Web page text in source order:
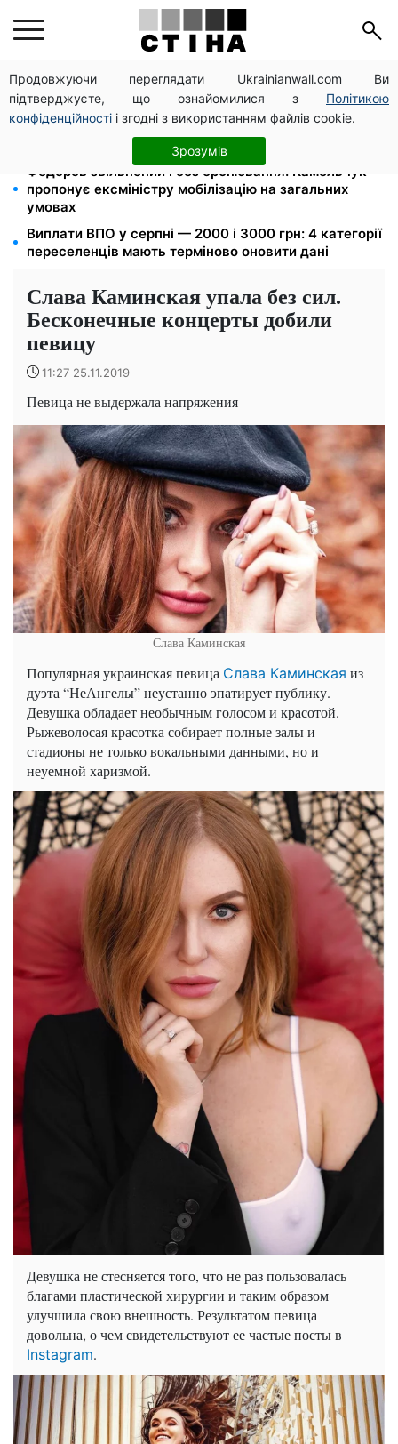
Продовжуючи переглядати Ukrainianwall.com Ви
підтверджуєте, що ознайомилися з Політикою
конфіденційності і згодні з використанням файлів cookie.
Зрозумів
Фейкові сайти сервісних центрів МВС: шахраї
виманюють гроші у водіїв перед виїздом за кордон
Пенсія по інвалідності III групи з вересня: від 2595
до 10 625 грн — хто скільки отримає
Федоров звільнений і без бронювання: Камельчук
пропонує ексміністру мобілізацію на загальних
умовах
Виплати ВПО у серпні — 2000 і 3000 грн: 4 категорії
переселенців мають терміново оновити дані
Слава Каминская упала без сил.
Бесконечные концерты добили
певицу
11:27 25.11.2019
Певица не выдержала напряжения
Слава Каминская
Популярная украинская певица Слава Каминская из
дуэта “НеАнгелы” неустанно эпатирует публику.
Девушка обладает необычным голосом и красотой.
Рыжеволосая красотка собирает полные залы и
стадионы не только вокальными данными, но и
неуемной харизмой.
Девушка не стесняется того, что не раз пользовалась
благами пластической хирургии и таким образом
улучшила свою внешность. Результатом певица
довольна, о чем свидетельствуют ее частые посты в
Instagram.